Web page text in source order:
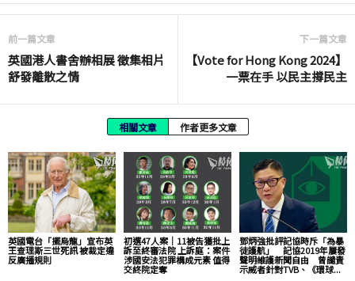
前一篇文章
英國港人書舍辦相展 徵集相片
舒發離散之情
下一篇文章
【Vote for Hong Kong 2024】
一票在手 以民主撐民主
相關文章 作者更多文章
英國電台「擺烏龍」宣布英
王查理斯三世死訊 被裁定違
反廣播規則
初選47人案｜11被告獲批上
訴至終審法院 上訴庭：案件
涉國安法犯罪構成元素 值得
交終院定奪
鄧炳強批評記協時斥「為暴
徒護航」 記協2019年屢發
聲明維護新聞自由 曾譴責
示威者針對TVB、《環球...